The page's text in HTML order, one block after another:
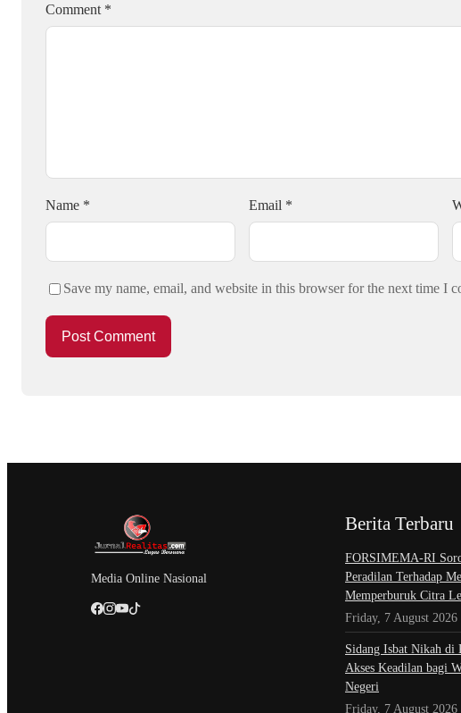
Comment *
Name * Email *
Save my name, email, and website in this browser for the next time I
Media Online Nasional
Berita Terbaru
​FORSIMEMA-RI
Peradilan Terhadap
Memperburuk Citra
Friday, 7 August 2026
Sidang Isbat Nikah di
Akses Keadilan bagi
Negeri
Friday, 7 August 2026